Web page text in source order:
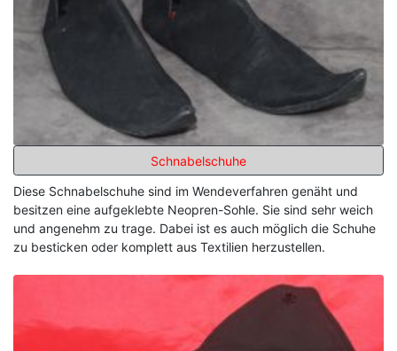
Schnabelschuhe
Diese Schnabelschuhe sind im Wendeverfahren genäht und
besitzen eine aufgeklebte Neopren-Sohle. Sie sind sehr weich
und angenehm zu trage. Dabei ist es auch möglich die Schuhe
zu besticken oder komplett aus Textilien herzustellen.